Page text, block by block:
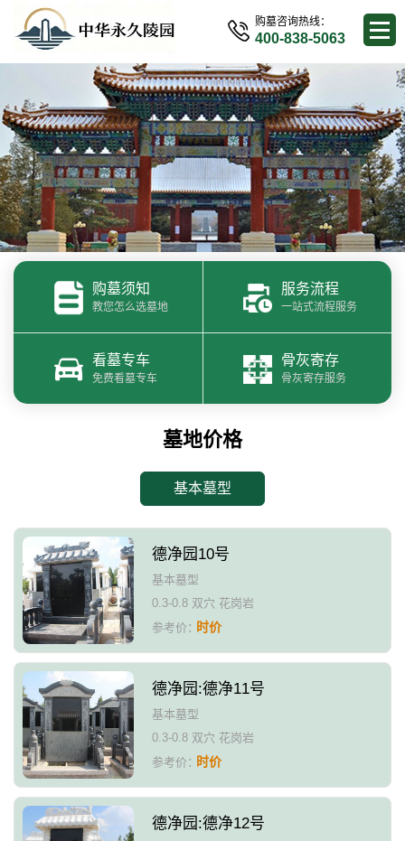
购墓咨询热线：
400-838-5063
购墓须知
教您怎么选墓地
服务流程
一站式流程服务
看墓专车
免费看墓专车
骨灰寄存
骨灰寄存服务
墓地价格
基本墓型
德净园10号
基本墓型
0.3-0.8 双穴 花岗岩
参考价：时价
德净园:德净11号
基本墓型
0.3-0.8 双穴 花岗岩
参考价：时价
德净园:德净12号